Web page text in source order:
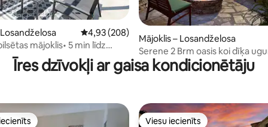
5, atsauksmju skaits: 222Vidējais vērtējums: 4,93 no 5, atsauksmju
4,93 (208)
mājoklis• 5 min līdz
Mājoklis – Losandželosa
Serene 2 Brm oasis koi dīķa
vietas gājiens uz veikaliem
Īres dzīvokļi ar gaisa kondicionētāju
Viesu iecienīts